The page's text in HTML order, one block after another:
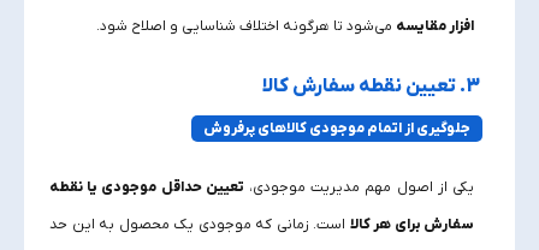
افزار مقایسه می‌شود تا هرگونه اختلاف شناسایی و اصلاح شود.
3. تعیین نقطه سفارش کالا
جلوگیری از اتمام موجودی کالاهای پرفروش
یکی از اصول مهم مدیریت موجودی، تعیین حداقل موجودی یا نقطه
سفارش برای هر کالا است. زمانی که موجودی یک محصول به این حد